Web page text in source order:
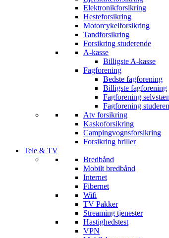
Elektronikforsikring
Hesteforsikring
Motorcykelforsikring
Tandforsikring
Forsikring studerende
A-kasse
Billigste A-kasse
Fagforening
Bedste fagforening
Billigste fagforening
Fagforening
Fagforening
Atv forsikring
Kaskoforsikring
Campingvognsforsikring
Forsikring briller
Tele & TV
Bredbånd
Mobilt bredbånd
Internet
Fibernet
Wifi
TV Pakker
Streaming tjenester
Hastighedstest
VPN